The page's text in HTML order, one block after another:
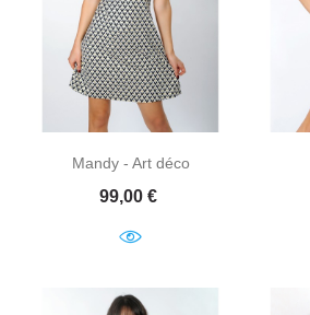
Mandy - Art déco
Prix
99,00 €